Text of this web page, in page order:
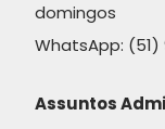
domingos
WhatsApp: (51)
Assuntos